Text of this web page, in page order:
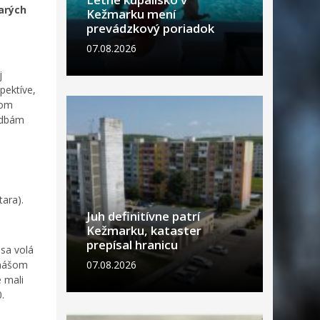
volá
mali
Kežmarku mení
prevádzkový poriadok
07.08.2026
Juh definitívne patrí
Kežmarku, kataster
prepísal hranicu
07.08.2026